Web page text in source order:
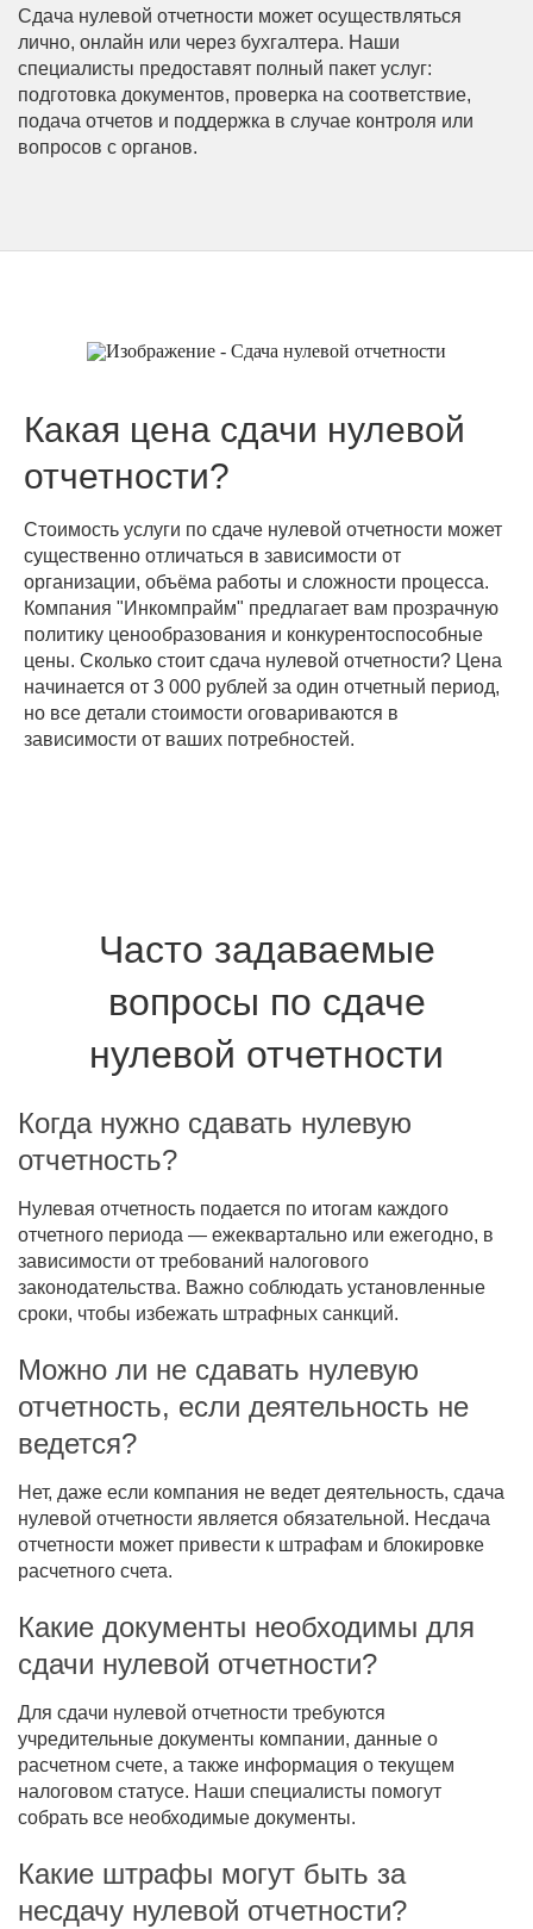
Сдача нулевой отчетности может осуществляться
лично, онлайн или через бухгалтера. Наши
специалисты предоставят полный пакет услуг:
подготовка документов, проверка на соответствие,
подача отчетов и поддержка в случае контроля или
вопросов с органов.
Какая цена сдачи нулевой
отчетности?
Стоимость услуги по сдаче нулевой отчетности может
существенно отличаться в зависимости от
организации, объёма работы и сложности процесса.
Компания "Инкомпрайм" предлагает вам прозрачную
политику ценообразования и конкурентоспособные
цены. Сколько стоит сдача нулевой отчетности? Цена
начинается от 3 000 рублей за один отчетный период,
но все детали стоимости оговариваются в
зависимости от ваших потребностей.
Часто задаваемые
вопросы по сдаче
нулевой отчетности
Когда нужно сдавать нулевую
отчетность?
Нулевая отчетность подается по итогам каждого
отчетного периода — ежеквартально или ежегодно, в
зависимости от требований налогового
законодательства. Важно соблюдать установленные
сроки, чтобы избежать штрафных санкций.
Можно ли не сдавать нулевую
отчетность, если деятельность не
ведется?
Нет, даже если компания не ведет деятельность, сдача
нулевой отчетности является обязательной. Несдача
отчетности может привести к штрафам и блокировке
расчетного счета.
Какие документы необходимы для
сдачи нулевой отчетности?
Для сдачи нулевой отчетности требуются
учредительные документы компании, данные о
расчетном счете, а также информация о текущем
налоговом статусе. Наши специалисты помогут
собрать все необходимые документы.
Какие штрафы могут быть за
несдачу нулевой отчетности?